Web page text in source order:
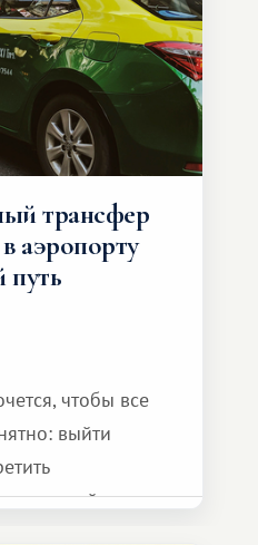
трансфер
аэропорту
чтобы все
выйти